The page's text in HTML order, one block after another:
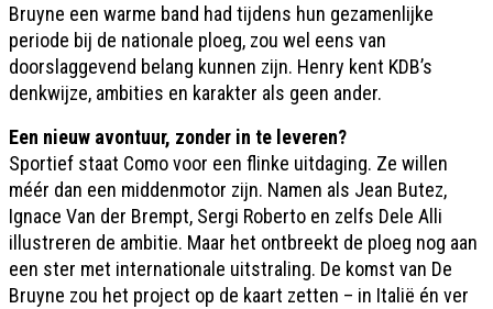
Bruyne een warme band had tijdens hun gezamenlijke
periode bij de nationale ploeg, zou wel eens van
doorslaggevend belang kunnen zijn. Henry kent KDB’s
denkwijze, ambities en karakter als geen ander.
Een nieuw avontuur, zonder in te leveren?
Sportief staat Como voor een flinke uitdaging. Ze willen
méér dan een middenmotor zijn. Namen als Jean Butez,
Ignace Van der Brempt, Sergi Roberto en zelfs Dele Alli
illustreren de ambitie. Maar het ontbreekt de ploeg nog aan
een ster met internationale uitstraling. De komst van De
Bruyne zou het project op de kaart zetten – in Italië én ver